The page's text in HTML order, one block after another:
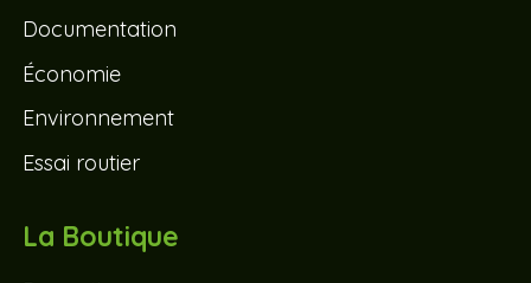
Documentation
Économie
Environnement
Essai routier
La Boutique